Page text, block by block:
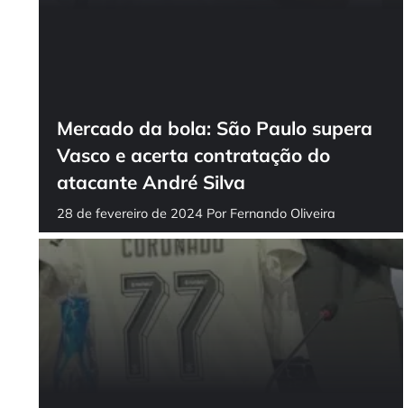
Mercado da bola: São Paulo supera
Vasco e acerta contratação do
atacante André Silva
28 de fevereiro de 2024 Por Fernando Oliveira